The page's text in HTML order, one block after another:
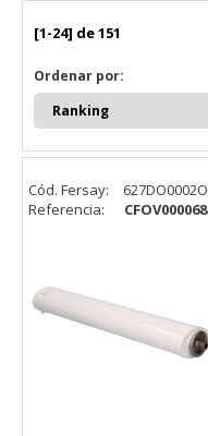
[1-24] de 151
Ordenar por:
Cód. Fersay:
627DO0002O
Referencia:
CFOV000068